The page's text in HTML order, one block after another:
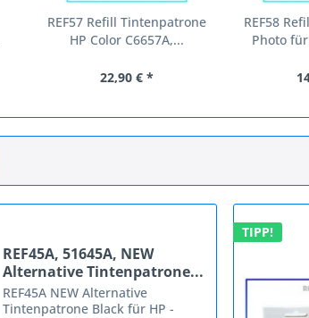
REF57 Refill Tintenpatrone
HP Color C6657A,...
22,90 € *
REF58
Photo für
REF45A, 51645A, NEW
Alternative Tintenpatrone...
REF45A NEW Alternative
Tintenpatrone Black für HP -
TIPP!